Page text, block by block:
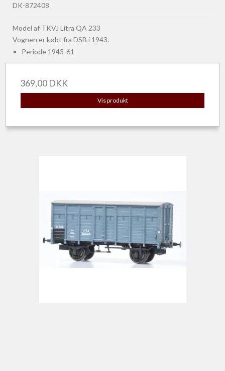
DK-872408
Model af TKVJ Litra QA 233
Vognen er købt fra DSB i 1943.
Periode 1943-61
369,00 DKK
Vis produkt